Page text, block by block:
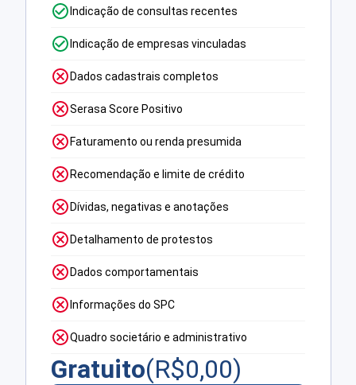
Indicação de consultas recentes
Indicação de empresas vinculadas
Dados cadastrais completos
Serasa Score Positivo
Faturamento ou renda presumida
Recomendação e limite de crédito
Dívidas, negativas e anotações
Detalhamento de protestos
Dados comportamentais
Informações do SPC
Quadro societário e administrativo
Gratuito(R$0,00)